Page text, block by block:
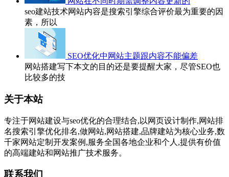
seo建站技术网站内容是搜索引擎综合评价最为重要的因
素，所以
SEO优化中网站主题跟内容不能偏差
网站搭建写下本文的目的还是要提醒大家，尽管SEO也
比较多的技
关于本站
专注于网站建设与seo优化的合理结合,以网页设计制作,网站排
名搜索引擎优化排名,做网站,网站搭建,品牌建站为核心业务,数
千家网站定制开发案例,服务全国各地企业和个人,提供有价值
的高端建站和网站推广技术服务。
联系我们